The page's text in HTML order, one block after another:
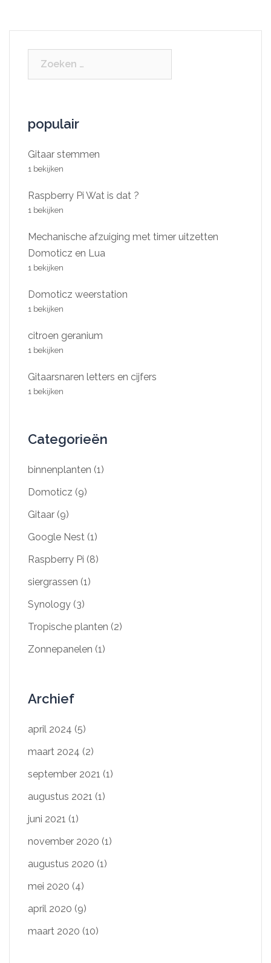
populair
Gitaar stemmen
1 bekijken
Raspberry Pi Wat is dat ?
1 bekijken
Mechanische afzuiging met timer uitzetten
Domoticz en Lua
1 bekijken
Domoticz weerstation
1 bekijken
citroen geranium
1 bekijken
Gitaarsnaren letters en cijfers
1 bekijken
Categorieën
binnenplanten (1)
Domoticz (9)
Gitaar (9)
Google Nest (1)
Raspberry Pi (8)
siergrassen (1)
Synology (3)
Tropische planten (2)
Zonnepanelen (1)
Archief
april 2024 (5)
maart 2024 (2)
september 2021 (1)
augustus 2021 (1)
juni 2021 (1)
november 2020 (1)
augustus 2020 (1)
mei 2020 (4)
april 2020 (9)
maart 2020 (10)